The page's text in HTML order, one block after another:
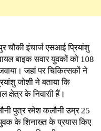
चौकी इंचार्ज एसआई प्रियांशु
बाइक सवार युवकों को 108
जहां पर चिकित्सकों ने
जोशी ने बताया कि
क्षेत्र के निवासी हैं।
पुत्र रमेश कलौनी उम्र 25
के शिनाख्त के प्रयास किए